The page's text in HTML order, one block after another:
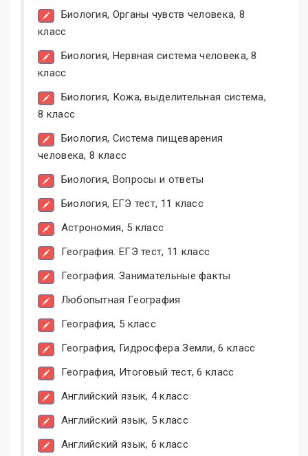
Биология, Органы чувств человека, 8
класс
Биология, Нервная система человека, 8
класс
Биология, Кожа, выделительная система,
8 класс
Биология, Система пищеварения
человека, 8 класс
Биология, Вопросы и ответы
Биология, ЕГЭ тест, 11 класс
Астрономия, 5 класс
География. ЕГЭ тест, 11 класс
География. Занимательные факты
Любопытная География
География, 5 класс
География, Гидросфера Земли, 6 класс
География, Итоговый тест, 6 класс
Английский язык, 4 класс
Английский язык, 5 класс
Английский язык, 6 класс